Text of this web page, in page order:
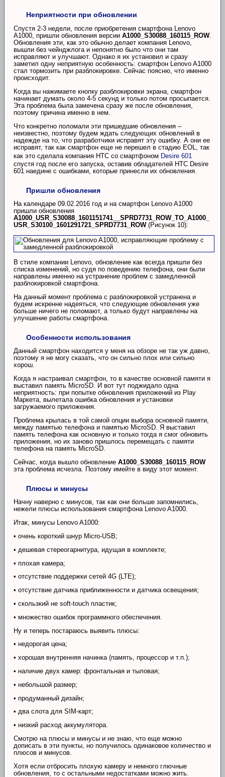
Неприятности при обновлении
Спустя 2-3 недели, после приобретения смартфона Lenovo
A1000, пришли обновления версии A1000_S30088_160115_ROW.
Обновления эти, как это обычно делает компания Lenovo,
вышли без чейнджлога и непонятно было что они там
исправляют и улучшают. Однако я их установил и сразу
заметил одну неприятную особенность: смартфон Lenovo A1000
стал тормозить при разблокировке. Сейчас поясню, что именно
происходит.
Когда вы нажимаете кнопку разблокировки экрана, смартфон
начинает думать около 4-5 секунд и только потом просыпается.
Эта проблема была замечена сразу же после обновления,
поэтому причина именно в нем.
Что конкретно поломали эти пришедшие обновления –
неизвестно, поэтому будем ждать следующих обновлений в
надежде на то, что разработчики исправят эту ошибку. А они ее
исправят, так как смартфон еще не перешел в стадию EOL, так
как это сделала компания HTC со смартфоном Desire 601
спустя год после его запуска, оставив обладателей HTC Desire
601 наедине с ошибками, которые принесли их обновления.
Пришли обновления
На календаре 09.02.2016 год и на смартфон Lenovo A1000
пришли обновления
A1000_USR_S30088_1601151741__SPRD7731_ROW_TO_A1000_
USR_S30100_1601291721_SPRD7731_ROW(Рисунок 10):
В стиле компании Lenovo, обновление как всегда пришли без
списка изменений, но судя по поведению телефона, они были
направлены именно на устранение проблем с замедленной
разблокировкой смартфона.
На данный момент проблема с разблокировкой устранена и
будем искренне надеяться, что следующие обновления уже
больше ничего не поломают, а только будут направлены на
улучшение работы смартфона.
Особенности использования
Данный смартфон находится у меня на обзоре не так уж давно,
поэтому я не могу сказать, что он сильно плох или сильно
хорош.
Когда я настраивал смартфон, то в качестве основной памяти я
выставил память MicroSD. И вот тут поджидало одна
неприятность: при попытке обновления приложений из Play
Маркета, вылетала ошибка обновления и установки
загружаемого приложения.
Проблема крылась в той самой опции выбора основной памяти,
между памятью телефона и памятью MicroSD. Я выставил
память телефона как основную и только тогда я смог обновить
приложения, но их заново пришлось перемещать с памяти
телефона на память MicroSD.
Сейчас, когда вышло обновление A1000_S30088_160115_ROW
эта проблема исчезла. Поэтому имейте в виду этот момент.
Плюсы и минусы
Начну наверно с минусов, так как они больше запомнились,
нежели плюсы использования смартфона Lenovo A1000.
Итак, минусы Lenovo A1000:
• очень короткий шнур Micro-USB;
• дешевая стереогарнитура, идущая в комплекте;
• плохая камера;
• отсутствие поддержки сетей 4G (LTE);
• отсутствие датчика приближенности и датчика освещения;
• скользкий не soft-touch пластик;
• множество ошибок программного обеспечения.
Ну и теперь постараюсь выявить плюсы:
• недорогая цена;
• хорошая внутренняя начинка (память, процессор и т.п.);
• наличие двух камер: фронтальная и тыловая;
• небольшой размер;
• продуманный дизайн;
• два слота для SIM-карт;
• низкий расход аккумулятора.
Смотрю на плюсы и минусы и не знаю, что еще можно
дописать в эти пункты, но получилось одинаковое количество и
плюсов и минусов.
Хотя если отбросить плохую камеру и немного глючные
обновления, то с остальными недостатками можно жить.